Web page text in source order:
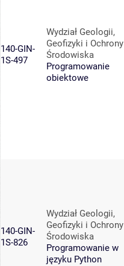
140-GIN-
1S-497
Wydział Geologii,
Geofizyki i Ochrony
Środowiska
Programowanie
obiektowe
140-GIN-
1S-826
Wydział Geologii,
Geofizyki i Ochrony
Środowiska
Programowanie w
języku Python